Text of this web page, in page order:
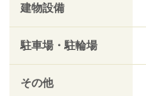
建物設備
駐車場・駐輪場
その他